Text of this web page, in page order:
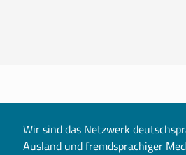
Wir sind das Netzwerk
Ausland und fremdsprachiger